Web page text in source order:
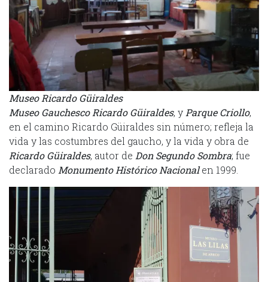
Museo Ricardo Güiraldes
Museo Gauchesco Ricardo Güiraldes, y Parque Criollo,
en el camino Ricardo Güiraldes sin número; refleja la
vida y las costumbres del gaucho, y la vida y obra de
Ricardo Güiraldes, autor de Don Segundo Sombra; fue
declarado Monumento Histórico Nacionalen 1999.